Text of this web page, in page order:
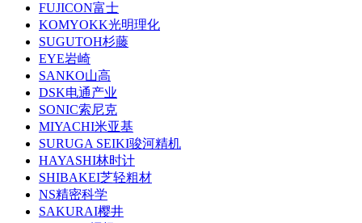
FUJICON富士
KOMYOKK光明理化
SUGUTOH杉藤
EYE岩崎
SANKO山高
DSK电通产业
SONIC索尼克
MIYACHI米亚基
SURUGA SEIKI骏河精机
HAYASHI林时计
SHIBAKEI芝轻粗材
NS精密科学
SAKURAI樱井